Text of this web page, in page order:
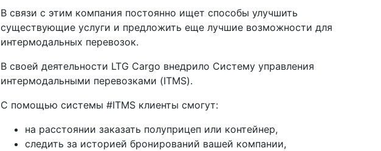
В связи с этим компания постоянно ищет способы улучшить
существующие услуги и предложить еще лучшие возможности для
интермодальных перевозок.
В своей деятельности LTG Cargo внедрило Систему управления
интермодальными перевозками (ITMS).
С помощью системы #ITMS клиенты смогут:
на расстоянии заказать полуприцеп или контейнер,
следить за историей бронирований вашей компании,